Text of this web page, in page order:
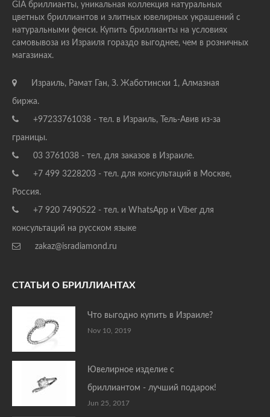
GIA бриллианты, уникальная коллекция натуральных
цветных бриллиантов и элитных ювелирных украшений с
натуральными фенси. Купить бриллианты на условиях
самовывоза из Израиля гораздо выгоднее, чем в розничных
магазинах.
Израиль, Рамат Ган, З. Жаботински 1, Алмазная
биржа.
+97233761038 - тел. в Израиль, Тель-Авив из-за
границы.
03 3761038 - тел. для заказов в Израиле.
+7 499 3228203 - тел. для консультаций в Москве,
Россия.
+7 920 7490522 - тел. и WhatsApp и Viber для
консультаций на русском языке
zakaz@isradiamond.ru
СТАТЬИ О БРИЛЛИАНТАХ
Что выгодно купить в Израиле?
Nov 10, 2019
Ювелирное изделие с
бриллиантом - лучший подарок!
Jun 25, 2017